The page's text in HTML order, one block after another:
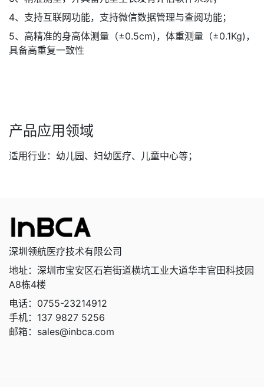
4、支持互联网功能，支持微信数据管理与查阅功能；
5、高精准的身高体测量（±0.5cm)，体重测量（±0.1Kg)，
具备高重复一致性
产品应用领域
适用行业：幼儿园、妇幼医疗、儿童中心等；
深圳领航医疗技术有限公司
地址：深圳市宝安区石岩街道横坑工业大道华丰官田科技园
A8栋4楼
电话：0755-23214912
手机：137 9827 5256
邮箱：sales@inbca.com